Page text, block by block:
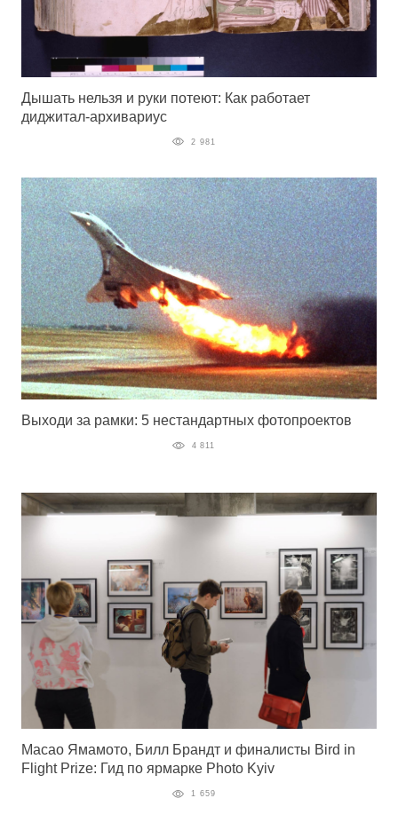
Дышать нельзя и руки потеют: Как работает
диджитал-архивариус
2 981
Выходи за рамки: 5 нестандартных фотопроектов
4 811
Масао Ямамото, Билл Брандт и финалисты Bird in
Flight Prize: Гид по ярмарке Photo Kyiv
1 659